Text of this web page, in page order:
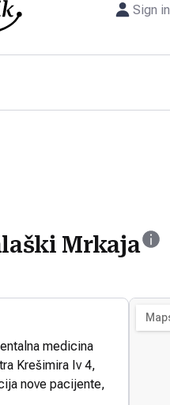
Sign in
Mrkaja
medicina
Krešimira Iv 4,
nove pacijente,